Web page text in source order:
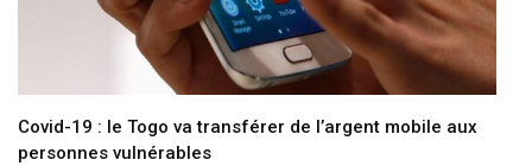
Covid-19 : le Togo va transférer de l’argent mobile aux
personnes vulnérables